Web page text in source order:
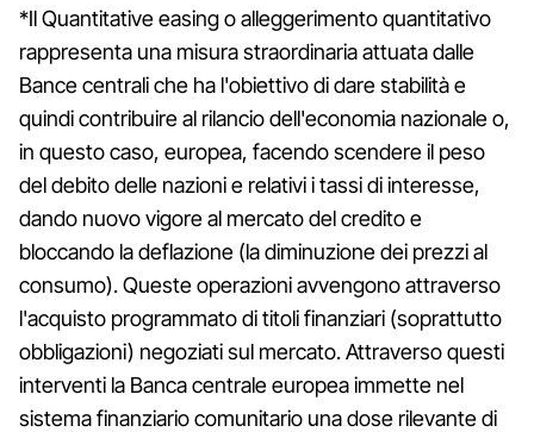
*Il Quantitative easing o alleggerimento quantitativo
rappresenta una misura straordinaria attuata dalle
Bance centrali che ha l'obiettivo di dare stabilità e
quindi contribuire al rilancio dell'economia nazionale o,
in questo caso, europea, facendo scendere il peso
del debito delle nazioni e relativi i tassi di interesse,
dando nuovo vigore al mercato del credito e
bloccando la deflazione (la diminuzione dei prezzi al
consumo). Queste operazioni avvengono attraverso
l'acquisto programmato di titoli finanziari (soprattutto
obbligazioni) negoziati sul mercato. Attraverso questi
interventi la Banca centrale europea immette nel
sistema finanziario comunitario una dose rilevante di